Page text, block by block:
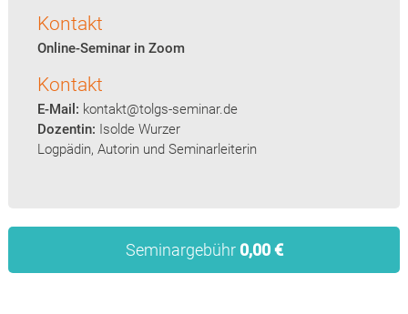
Kontakt
Online-Seminar in Zoom
Kontakt
E-Mail: kontakt@tolgs-seminar.de
Dozentin: Isolde Wurzer
Logpädin, Autorin und Seminarleiterin
Seminargebühr 0,00 €